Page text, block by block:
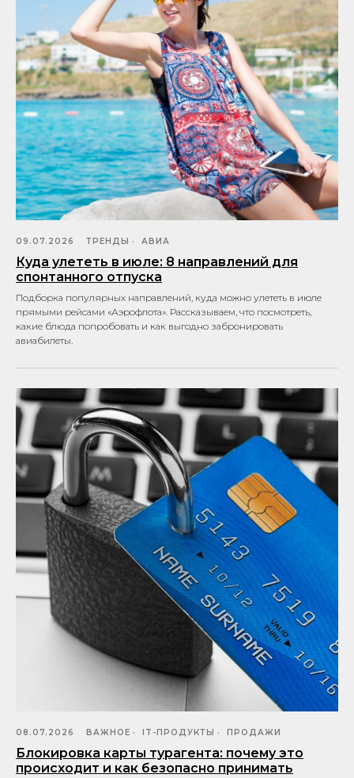
09.07.2026 ТРЕНДЫ АВИА
Куда улететь в июле: 8 направлений для
спонтанного отпуска
Подборка популярных направлений, куда можно улететь в июле
прямыми рейсами «Аэрофлота». Рассказываем, что посмотреть,
какие блюда попробовать и как выгодно забронировать
авиабилеты.
08.07.2026 ВАЖНОЕ IT-ПРОДУКТЫ ПРОДАЖИ
Блокировка карты турагента: почему это
происходит и как безопасно принимать